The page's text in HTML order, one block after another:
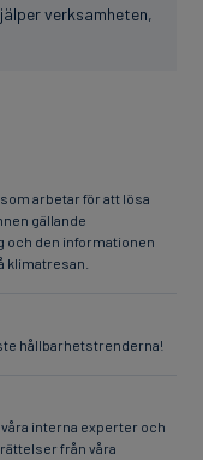
verksamheten,
arbetar för att lösa
gällande
och den informationen
klimatresan.
hållbarhetstrenderna!
interna experter och
från våra